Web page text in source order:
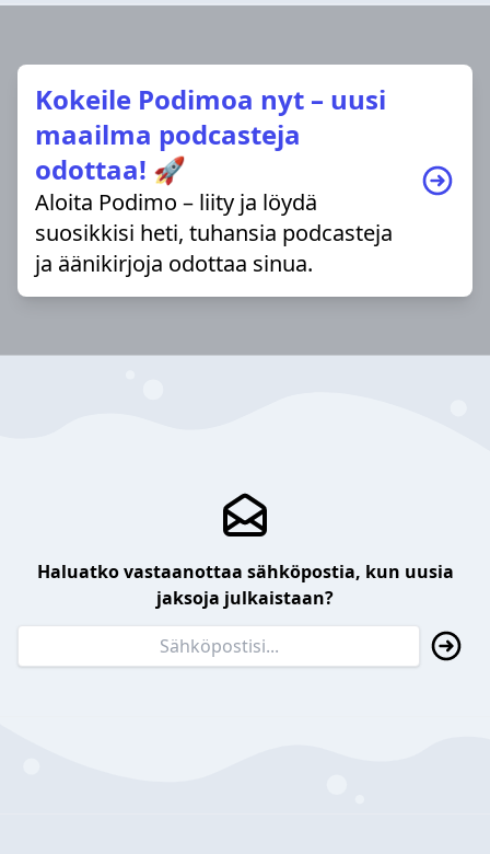
Kokeile Podimoa nyt – uusi
maailma podcasteja
odottaa! 🚀
Aloita Podimo – liity ja löydä
suosikkisi heti, tuhansia podcasteja
ja äänikirjoja odottaa sinua.
Haluatko vastaanottaa sähköpostia, kun uusia
jaksoja julkaistaan?